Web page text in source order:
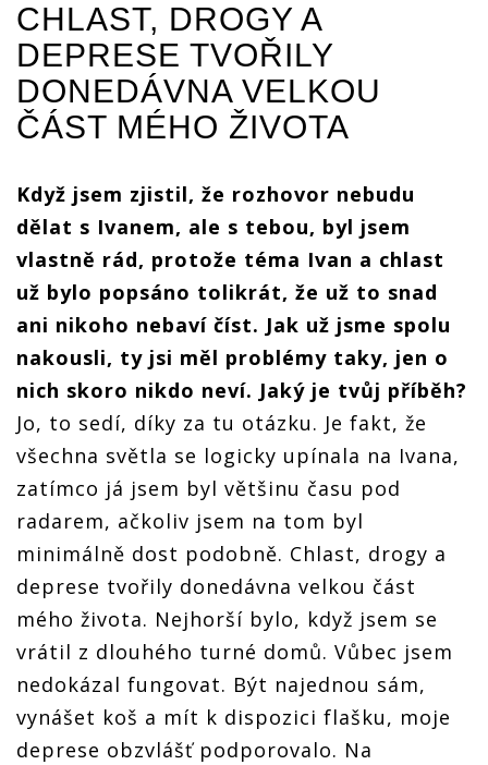
CHLAST, DROGY A
DEPRESE TVOŘILY
DONEDÁVNA VELKOU
ČÁST MÉHO ŽIVOTA
Když jsem zjistil, že rozhovor nebudu
dělat s Ivanem, ale s tebou, byl jsem
vlastně rád, protože téma Ivan a chlast
už bylo popsáno tolikrát, že už to snad
ani nikoho nebaví číst. Jak už jsme spolu
nakousli, ty jsi měl problémy taky, jen o
nich skoro nikdo neví. Jaký je tvůj příběh?
Jo, to sedí, díky za tu otázku. Je fakt, že
všechna světla se logicky upínala na Ivana,
zatímco já jsem byl většinu času pod
radarem, ačkoliv jsem na tom byl
minimálně dost podobně. Chlast, drogy a
deprese tvořily donedávna velkou část
mého života. Nejhorší bylo, když jsem se
vrátil z dlouhého turné domů. Vůbec jsem
nedokázal fungovat. Být najednou sám,
vynášet koš a mít k dispozici flašku, moje
deprese obzvlášť podporovalo. Na